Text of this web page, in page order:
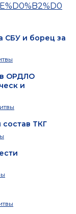
СБУ и борец за
в ОРДЛО
и
ТКГ